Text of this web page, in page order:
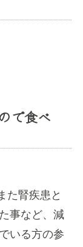
で食べ
た腎疾患と
事など、減
いる方の参